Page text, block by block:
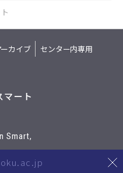
ーカイブ センター内専用
ート
Smart,